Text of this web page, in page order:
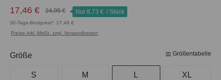
17,46 € 24,95 € Nur 8,73 € / Stück
30-Tage-Bestpreis*: 17,46 €
Preise inkl. MwSt. zzgl. Versandkosten
Größe Größentabelle
S M L XL